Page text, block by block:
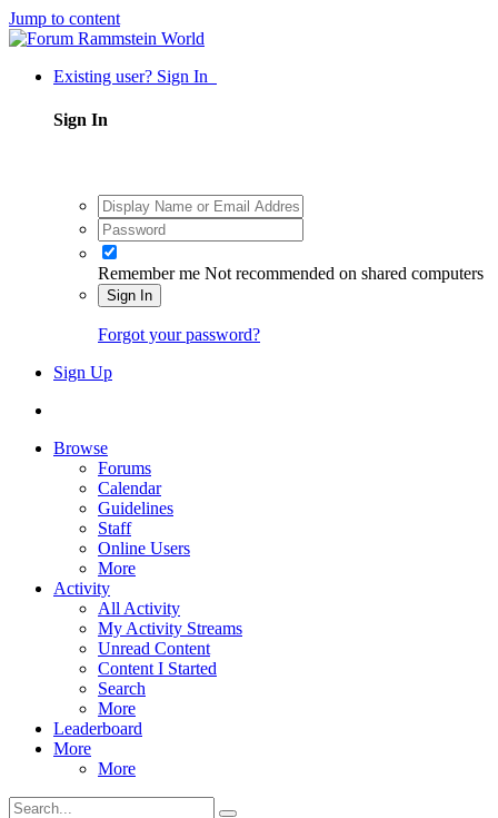
Jump to content
Existing user? Sign In
Sign In
Remember me Not recommended on shared computers
Sign In
Forgot your password?
Sign Up
Browse
Forums
Calendar
Guidelines
Staff
Online Users
More
Activity
All Activity
My Activity Streams
Unread Content
Content I Started
Search
More
Leaderboard
More
More